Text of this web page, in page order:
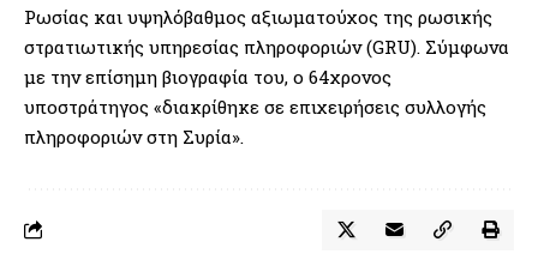
Ρωσίας και υψηλόβαθμος αξιωματούχος της ρωσικής
στρατιωτικής υπηρεσίας πληροφοριών (GRU). Σύμφωνα
με την επίσημη βιογραφία του, ο 64χρονος
υποστράτηγος «διακρίθηκε σε επιχειρήσεις συλλογής
πληροφοριών στη Συρία».